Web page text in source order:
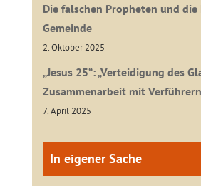
Die falschen Propheten und
Gemeinde
2. Oktober 2025
„Jesus 25“: „Verteidigung des
Zusammenarbeit mit
7. April 2025
In eigener Sache